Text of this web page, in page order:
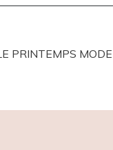
PRINTEMPS